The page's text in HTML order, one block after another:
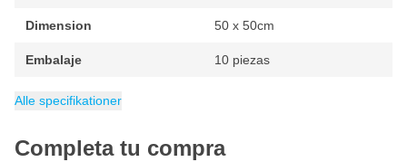
Autoadhesivo
Dimensiones: 50x50cm
Dimension 50 x 50cm
Embalaje 10 piezas
Longitud
Anchura
EAN 5491196006689
Categoría
Alle specifikationer
Completa tu compra